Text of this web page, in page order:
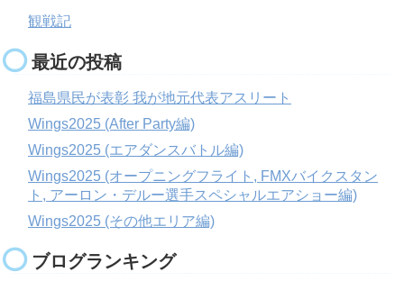
観戦記
最近の投稿
福島県民が表彰 我が地元代表アスリート
Wings2025 (After Party編)
Wings2025 (エアダンスバトル編)
Wings2025 (オープニングフライト, FMXバイクスタン
ト, アーロン・デルー選手スペシャルエアショー編)
Wings2025 (その他エリア編)
ブログランキング